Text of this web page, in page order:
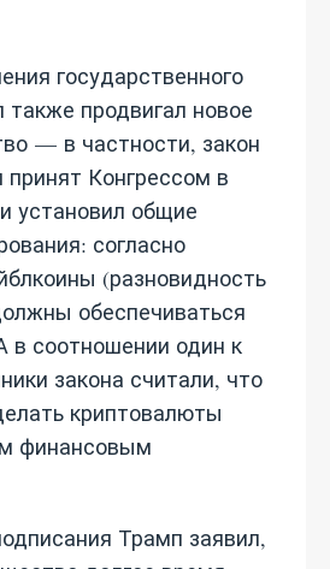
государственного
также продвигал новое
— в частности, закон
Конгрессом в
установил общие
согласно
(разновидность
обеспечиваться
соотношении один к
закона считали, что
криптовалюты
финансовым
Трамп заявил,